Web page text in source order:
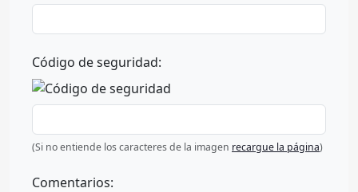
Código de seguridad:
(Si no entiende los caracteres de la imagen recargue la página)
Comentarios: